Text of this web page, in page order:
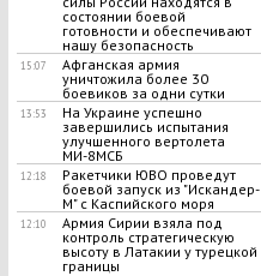
состоянии боевой
готовности и обеспечивают
нашу безопасность
15:07
Афганская армия
уничтожила более 30
боевиков за одни сутки
13:53
На Украине успешно
завершились испытания
улучшенного вертолета
МИ-8МСБ
12:18
Ракетчики ЮВО проведут
боевой запуск из "Искандер-
М" с Каспийского моря
12:10
Армия Сирии взяла под
контроль стратегическую
высоту в Латакии у турецкой
границы